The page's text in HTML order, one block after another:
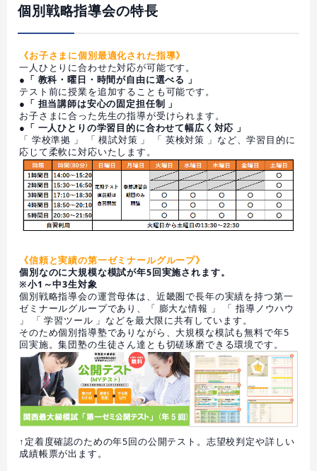
個別戦略指導会の特長
《お子さまに個別最適化された指導》
一人ひとりに合わせた対応が可能です。
●「 教科・曜日・時間が自由に選べる 」
テスト前に授業を追加することも可能です。
●「 担当講師は安心の固定担任制 」
お子さまに合った先生の指導が受けられます。
●「 一人ひとりの学習目的に合わせて幅広く対応 」
「 学校準拠 」 「 模試対策 」 「 英検対策 」など、学習目的に
応じて柔軟に対応いたします。
《信頼と実績の第一ゼミナールグループ》
個別なのに大規模な模試が年5回実施されます。
※小1～中3生対象
個別戦略指導会の運営母体は、近畿圏で長年の実績を持つ第一
ゼミナールグループであり、「 膨大な情報 」 「 指導ノウハウ
」 「 学習ツール 」などを最大限に共有しています。
そのため個別指導塾でありながら、大規模な模試も無料で年5
回実施。集団塾の生徒さん達とも切磋琢磨できる環境です。
↑定着度確認のための年5回の公開テスト。志望校判定や詳しい
成績帳票が出ます。